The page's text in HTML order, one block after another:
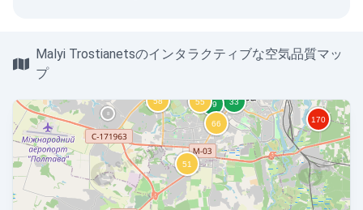
Malyi Trostianetsのインタラクティブな空気品質マッ
プ